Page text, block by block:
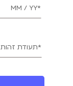
*MM / YY
*תעודת זהות